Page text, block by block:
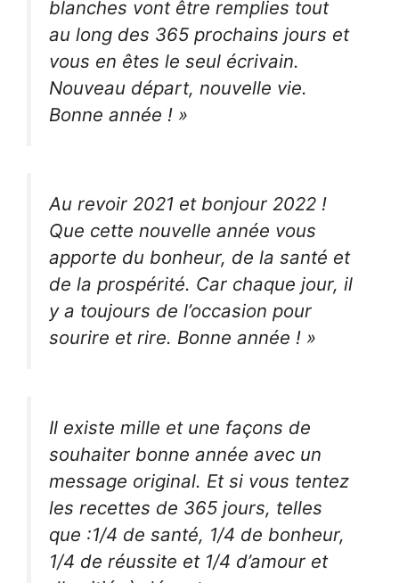
blanches vont être remplies tout
au long des 365 prochains jours et
vous en êtes le seul écrivain.
Nouveau départ, nouvelle vie.
Bonne année ! »
Au revoir 2021 et bonjour 2022 !
Que cette nouvelle année vous
apporte du bonheur, de la santé et
de la prospérité. Car chaque jour, il
y a toujours de l’occasion pour
sourire et rire. Bonne année ! »
Il existe mille et une façons de
souhaiter bonne année avec un
message original. Et si vous tentez
les recettes de 365 jours, telles
que :1/4 de santé, 1/4 de bonheur,
1/4 de réussite et 1/4 d’amour et